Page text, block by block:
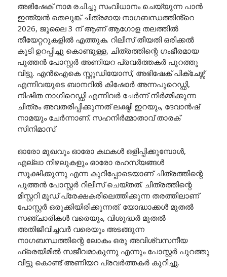
അഭിഷേക് നാമ രചിച്ചു സംവിധാനം ചെയ്യുന്ന പാൻ
ഇന്ത്യൻ തെലുങ്ക് ചിത്രമായ നാഗബന്ധത്തിൻ്റെ
2026, ജൂലൈ 3 ന് ആണ് ആഗോള തലത്തിൽ
തീയേറ്ററുകളിൽ എത്തുക. റിലീസ് തീയതി ഒരിക്കൽ
കൂടി ഉറപ്പിച്ചു കൊണ്ടുള്ള, ചിത്രത്തിന്റെ ഗംഭീരമായ
പുത്തൻ പോസ്റ്റർ അണിയറ പ്രവർത്തകർ പുറത്തു
വിട്ടു. എൻഐകെ സ്റ്റുഡിയോസ്, അഭിഷേക് പിക്ചേഴ്സ്
എന്നിവയുടെ ബാനറിൽ കിഷോർ അന്നപുറെഡ്ഡി,
നിഷിത നാഗിറെഡ്ഡി എന്നിവർ ചേർന്ന് നിർമ്മിക്കുന്ന
ചിത്രം അവതരിപ്പിക്കുന്നത് ലക്ഷ്മി ഇറയും, ദേവാൻഷ്
നാമയും ചേർന്നാണ്. സഹനിർമ്മാതാവ് താരക്
സിനിമാസ്.
ഓരോ മുഖവും ഓരോ കഥകൾ ഒളിപ്പിക്കുമ്പോൾ,
എല്ലാ നിഴലുകളും ഓരോ രഹസ്യങ്ങൾ
സൂക്ഷിക്കുന്നു എന്ന കുറിപ്പോടെയാണ് ചിത്രത്തിന്റെ
പുത്തൻ പോസ്റ്റർ റിലീസ് ചെയ്തത്. ചിത്രത്തിന്റെ
മിസ്റ്ററി മൂഡ് പ്രേക്ഷകരിലെത്തിക്കുന്ന തരത്തിലാണ്
പോസ്റ്റർ ഒരുക്കിയിരിക്കുന്നത്. യോദ്ധാക്കൾ മുതൽ
സഞ്ചാരികൾ വരെയും, വിശുദ്ധർ മുതൽ
അതിജീവിച്ചവർ വരെയും അടങ്ങുന്ന
നാഗബന്ധത്തിന്റെ ലോകം ഒരു അവിശ്വസനീയ
ഫ്രെയിമിൽ സജീവമാകുന്നു എന്നും പോസ്റ്റർ പുറത്തു
വിട്ടു കൊണ്ട് അണിയറ പ്രവർത്തകർ കുറിച്ചു.